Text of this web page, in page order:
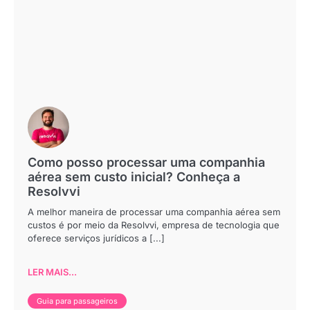
Como posso processar uma companhia
aérea sem custo inicial? Conheça a
Resolvvi
A melhor maneira de processar uma companhia aérea sem
custos é por meio da Resolvvi, empresa de tecnologia que
oferece serviços jurídicos a [...]
LER MAIS...
Guia para passageiros